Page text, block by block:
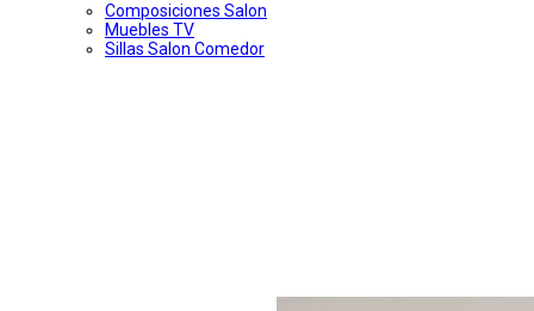
Composiciones Salon
Muebles TV
Sillas Salon Comedor